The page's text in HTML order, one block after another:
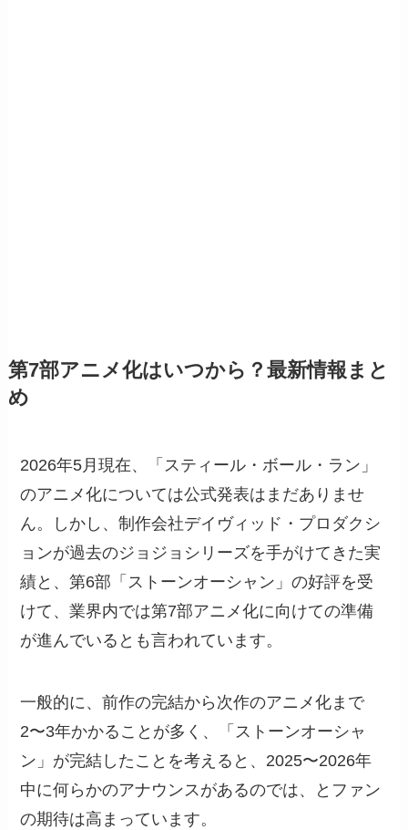
第7部アニメ化はいつから？最新情報まと
め
2026年5月現在、「スティール・ボール・ラン」
のアニメ化については公式発表はまだありませ
ん。しかし、制作会社デイヴィッド・プロダクシ
ョンが過去のジョジョシリーズを手がけてきた実
績と、第6部「ストーンオーシャン」の好評を受
けて、業界内では第7部アニメ化に向けての準備
が進んでいるとも言われています。
一般的に、前作の完結から次作のアニメ化まで
2〜3年かかることが多く、「ストーンオーシャ
ン」が完結したことを考えると、2025〜2026年
中に何らかのアナウンスがあるのでは、とファン
の期待は高まっています。